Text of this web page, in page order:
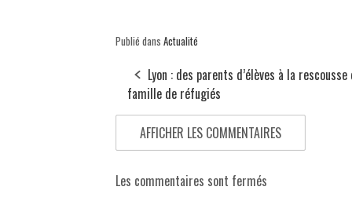
Publié dans Actualité
Lyon : des parents d’élèves à la rescousse
famille de réfugiés
AFFICHER LES COMMENTAIRES
Les commentaires sont fermés